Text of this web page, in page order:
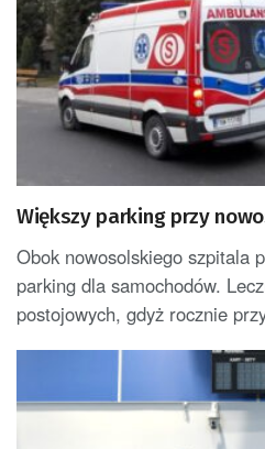
Większy parking przy
Obok nowosolskiego szpitala
parking dla samochodów.
postojowych, gdyż rocznie